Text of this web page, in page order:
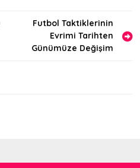
Futbol Taktiklerinin
Evrimi Tarihten
Günümüze Değişim